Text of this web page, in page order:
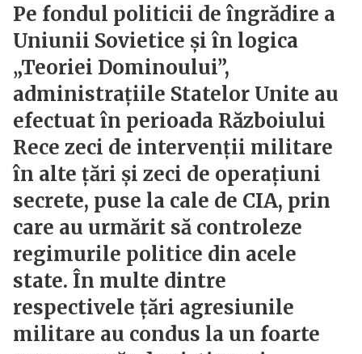
Pe fondul politicii de îngrădire a
Uniunii Sovietice și în logica
„Teoriei Dominoului”,
administrațiile Statelor Unite au
efectuat în perioada Războiului
Rece zeci de intervenții militare
în alte țări și zeci de operațiuni
secrete, puse la cale de CIA, prin
care au urmărit să controleze
regimurile politice din acele
state. În multe dintre
respectivele țări agresiunile
militare au condus la un foarte